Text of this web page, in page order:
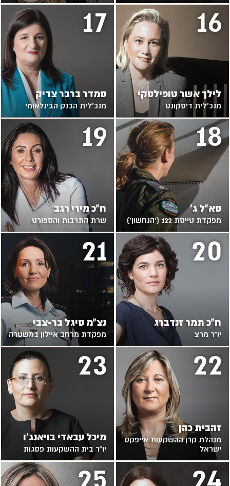
16
לילך אשר טופילסקי
מנכ"לית דיסקונט
17
סמדר ברבר צדיק
מנכ"לית הבנק הבינלאומי
18
סא"ל ג'
מפקדת טייסת 122 ('הנחשון')
19
ח"כ מירי רגב
שרת התרבות והספורט
20
ח"כ תמר זנדברג
יו"ר מרצ
21
נצ"מ סיגל בר-צבי
מפקדת מרחב איילון במשטרה
22
זהבית כהן
מנהלת קרן ההשקעות אייפקס
ישראל
23
מיכל עבאדי בויאנג'ו
יו"ר בית ההשקעות פסגות